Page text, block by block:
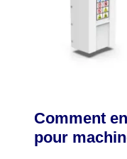
Comment
pour